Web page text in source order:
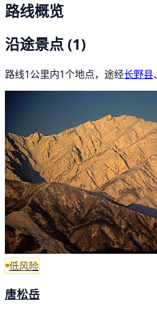
路线概览
沿途景点 (1)
路线1公里内1个地点，途经长野县、
低风险
唐松岳